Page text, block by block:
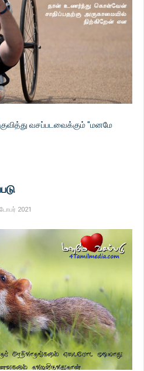
வசப்படவைக்கும் "மனமே
2021